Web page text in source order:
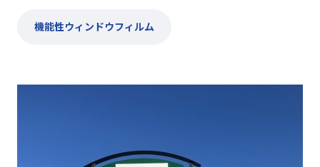
機能性ウィンドウフィルム